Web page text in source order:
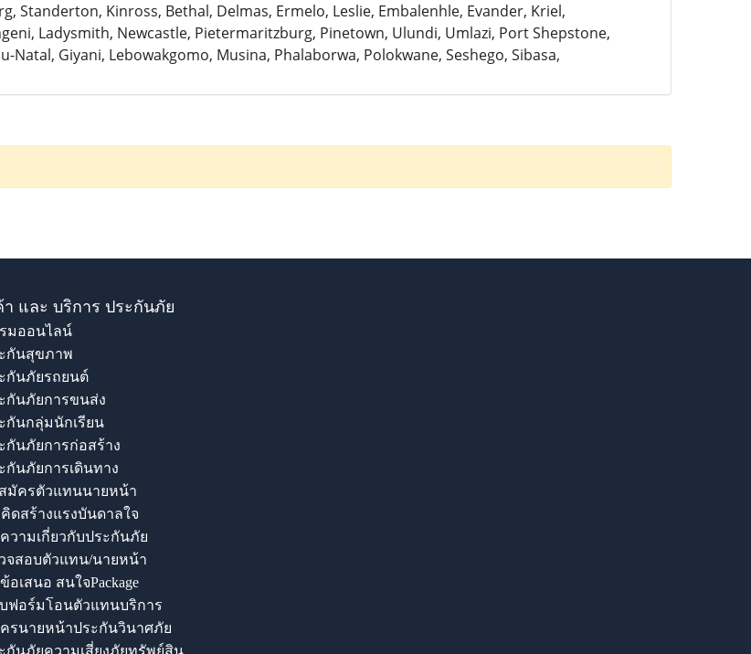
Standerton, Kinross, Bethal, Delmas, Ermelo, Leslie, Embalenhle, Evander, Kriel,
Ladysmith, Newcastle, Pietermaritzburg, Pinetown, Ulundi, Umlazi, Port Shepstone,
Natal, Giyani, Lebowakgomo, Musina, Phalaborwa, Polokwane, Seshego, Sibasa,
และ บริการ ประกันภัย
มออนไลน์
กันสุขภาพ
กันภัยรถยนต์
กันภัยการขนส่ง
กันกลุ่มนักเรียน
กันภัยการก่อสร้าง
กันภัยการเดินทาง
มัครตัวแทนนายหน้า
ดสร้างแรงบันดาลใจ
วามเกี่ยวกับประกันภัย
จสอบตัวแทน/นายหน้า
อเสนอ สนใจPackage
ฟอร์มโอนตัวแทนบริการ
รนายหน้าประกันวินาศภัย
กันภัยความเสี่ยงภัยทรัพย์สิน